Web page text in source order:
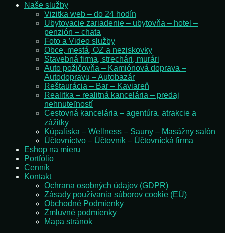
Naše služby
Vizitka web – do 24 hodín
Ubytovacie zariadenie – ubytovňa – hotel –
penzión – chata
Foto a Video služby
Obce, mestá, OZ a neziskovky
Stavebná firma, strechári, murári
Auto požičovňa – Kamiónová doprava –
Autodopravu – Autobazár
Reštaurácia – Bar – Kaviareň
Realitka – realitná kancelária – predaj
nehnuteľností
Cestovná kancelária – agentúra, atrakcie a
zážitky
Kúpaliska – Wellness – Sauny – Masážny salón
Účtovníctvo – Účtovník – Účtovnícká firma
Eshop na mieru
Portfólio
Cenník
Kontakt
Ochrana osobných údajov (GDPR)
Zásady používania súborov cookie (EÚ)
Obchodné Podmienky
Zmluvné podmienky
Mapa stránok